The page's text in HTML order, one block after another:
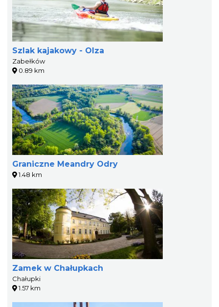
Szlak kajakowy - Olza
Zabełków
0.89 km
Graniczne Meandry Odry
1.48 km
Zamek w Chałupkach
Chałupki
1.57 km